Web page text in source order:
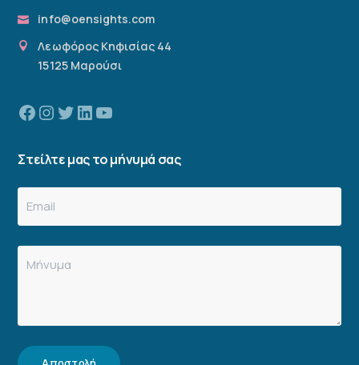
info@oensights.com
Λεωφόρος Κηφισίας 44
15125 Μαρούσι
Facebook
Instagram
TwitterLinkedinYouTube
Στείλτε μας το μήνυμά σας